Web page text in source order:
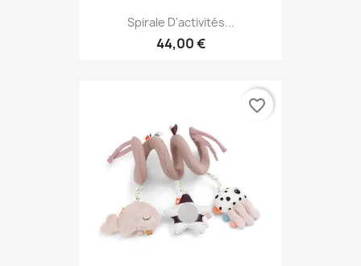
Spirale D'activités...
44,00 €
favorite_border